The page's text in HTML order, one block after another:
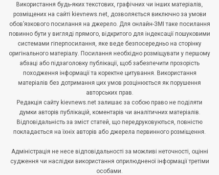
Використання будь-яких текстових, графічних чи інших матеріалів,
розміщених на сайті kievnews.net, дозволяється виключно за умови
обов’язкового посилання на джерело. Для онлайн-ЗМІ таке посилання
повинно бути у вигляді прямого, відкритого для індексації пошуковими
системами гіперпосилання, яке веде безпосередньо на сторінку
оригінального матеріалу. Посилання необхідно розміщувати у першому
абзаці або підзаголовку публікації, щоб забезпечити прозорість
походження інформації та коректне цитування. Використання
матеріалів без дотримання цих умов розцінюється як порушення
авторських прав.
Редакція сайту kievnews.net залишає за собою право не поділяти
думки авторів публікацій, коментарів чи аналітичних матеріалів.
Відповідальність за зміст статей, що передруковуються, повністю
покладається на їхніх авторів або джерела первинного розміщення.
Адміністрація не несе відповідальності за можливі неточності, оцінні
судження чи наслідки використання оприлюдненої інформації третіми
особами.